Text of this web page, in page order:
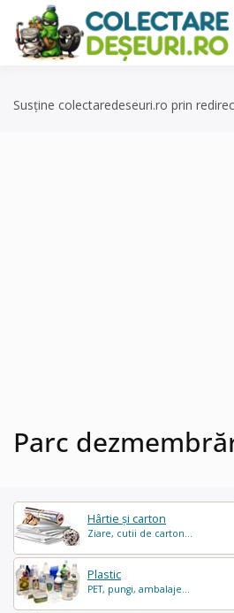
content
Susține colectaredeseuri.ro prin
Parc
Hârtie și carton
Ziare, cutii de carton...
Plastic
PET, pungi, ambalaje...